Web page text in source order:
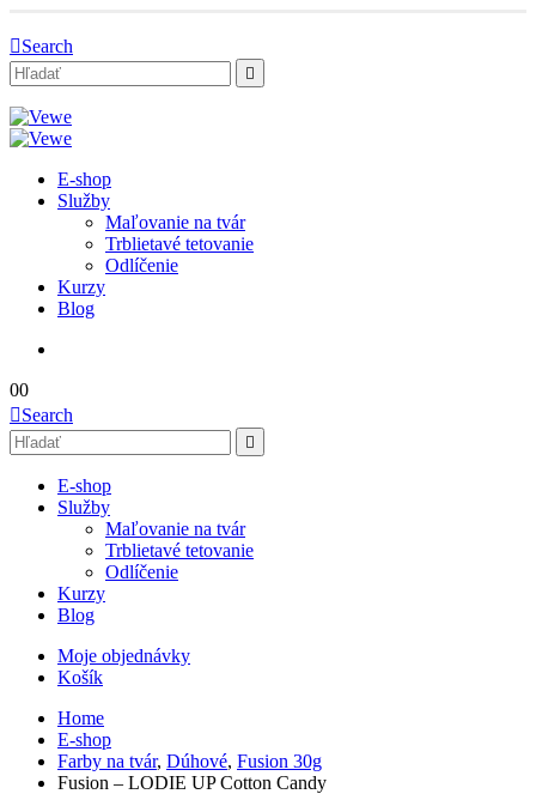
Search
E-shop
Služby
Maľovanie na tvár
Trblietavé tetovanie
Odlíčenie
Kurzy
Blog
00
Search
E-shop
Služby
Maľovanie na tvár
Trblietavé tetovanie
Odlíčenie
Kurzy
Blog
Moje objednávky
Košík
Home
E-shop
Farby na tvár, Dúhové, Fusion 30g
Fusion – LODIE UP Cotton Candy